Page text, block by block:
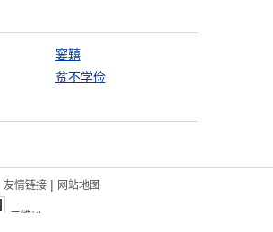
窭囏
贫不学俭
友情链接 | 网站地图
二维码